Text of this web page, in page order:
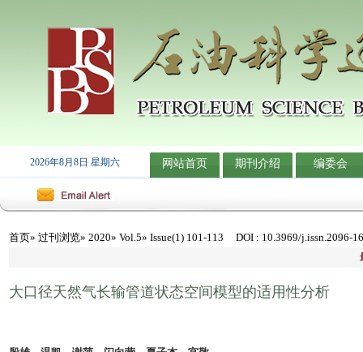
2026年8月8日 星期六 网站首页 期刊介绍 编委会
首页» 过刊浏览» 2020» Vol.5» Issue(1) 101-113 DOI: 10.3969/j.issn.2096-
大口径天然气长输管道状态空间模型的适用性分析